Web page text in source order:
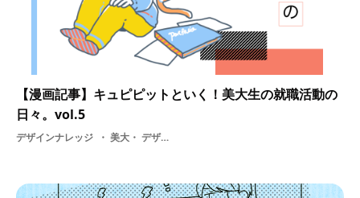
【漫画記事】キュピピットといく！美大生の就職活動の
日々。vol.5
デザインナレッジ 美大・ デザイン・ 選考・ 就活・ 職種・ 大学・ 学ぶ・ 学生・ 専門学校・ 採用・ 面接・ 漫画・ 就職活動の日々